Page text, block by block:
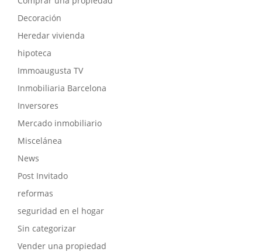
Decoración
Heredar vivienda
hipoteca
Immoaugusta TV
Inmobiliaria Barcelona
Inversores
Mercado inmobiliario
Miscelánea
News
Post Invitado
reformas
seguridad en el hogar
Sin categorizar
Vender una propiedad